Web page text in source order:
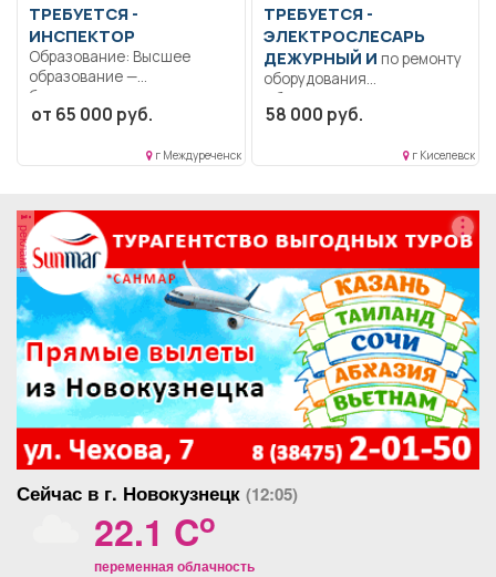
ТРЕБУЕТСЯ -
ИНСПЕКТОР
Образование: Высшее
образование —
бакалавриат..
Оперуполномоченный
от 65 000 руб.
г Междуреченск
ТРЕБУЕТСЯ -
ЭЛЕКТРОСЛЕСАРЬ
ДЕЖУРНЫЙ И по ремонту
оборудования
Образование: Среднее
профессиональное
58 000 руб.
г Киселевск
реклама
Сейчас в г. Новокузнецк (12:05)
22.1 Co
переменная облачность